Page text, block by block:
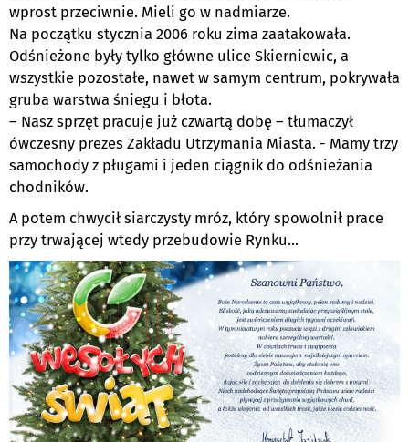
wprost przeciwnie. Mieli go w nadmiarze.
Na początku stycznia 2006 roku zima zaatakowała.
Odśnieżone były tylko główne ulice Skierniewic, a
wszystkie pozostałe, nawet w samym centrum, pokrywała
gruba warstwa śniegu i błota.
– Nasz sprzęt pracuje już czwartą dobę – tłumaczył
ówczesny prezes Zakładu Utrzymania Miasta. - Mamy trzy
samochody z pługami i jeden ciągnik do odśnieżania
chodników.
A potem chwycił siarczysty mróz, który spowolnił prace
przy trwającej wtedy przebudowie Rynku...